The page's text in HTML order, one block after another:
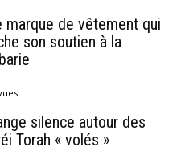
marque de vêtement qui
son soutien à la
silence autour des
Torah « volés »